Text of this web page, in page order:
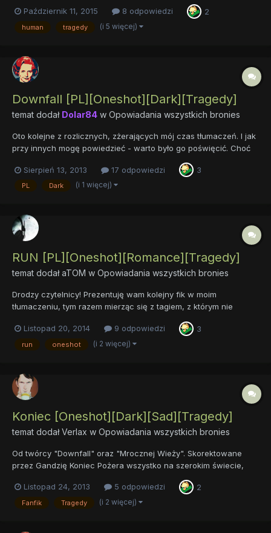
dzięki Amolowi (dzięki!), a że tekst ujął mnie, postanowiłem go
przetłumaczyć...
Październik 11, 2015 8 odpowiedzi 2
human tragedy (i 5 więcej)
Downfall [PL][Oneshot][Dark][Tragedy]
temat dodał Dolar84 w Opowiadania wszystkich bronies
Oto kolejne z rozlicznych, zżerających mój czas tłumaczeń. I jak
przy innych mogę powiedzieć - warto było go poświęcić. Choć
sytuacją, gdyż autorem jest Polak. A dokładnie dwóch. Znani
części naszego fandomu (szczególnie tej pisząco-tłumac...
Sierpień 13, 2013 17 odpowiedzi 3
PL Dark (i 1 więcej)
RUN [PL][Oneshot][Romance][Tragedy]
temat dodałaTOM w Opowiadania wszystkich bronies
Drodzy czytelnicy! Prezentuję wam kolejny fik w moim
tłumaczeniu, tym razem mierząc się z tagiem, z którym nie
romans w typowym tego słowa znaczeniu, bo aTOM normalnego
fika nigdy nie potrafi sobie wynaleźć Miłej lektury życzę. Opis:...
Listopad 20, 2014 9 odpowiedzi 3
run oneshot (i 2 więcej)
Koniec [Oneshot][Dark][Sad][Tragedy]
temat dodałVerlax w Opowiadania wszystkich bronies
Od twórcy "Downfall" oraz "Mrocznej Wieży". Skorektowane
przez Gandzię Koniec Pożera wszystko na szerokim świecie,
kamienie, jasną stal łamie, wysusza strumienie, królów zabija,
burzy dumne miasta, powala górę, co w ni...
Listopad 24, 2013 5 odpowiedzi 2
Fanfik Tragedy (i 2 więcej)